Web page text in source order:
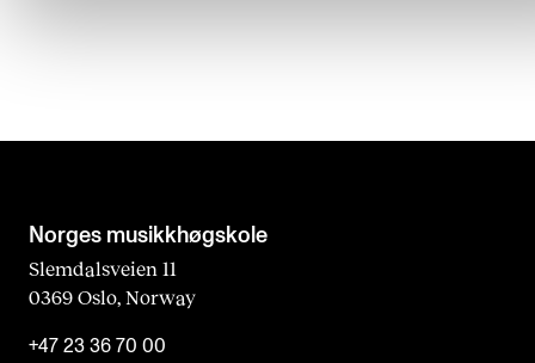
Norges musikk­høgskole
Slemdalsveien 11
0369 Oslo, Norway
+47 23 36 70 00